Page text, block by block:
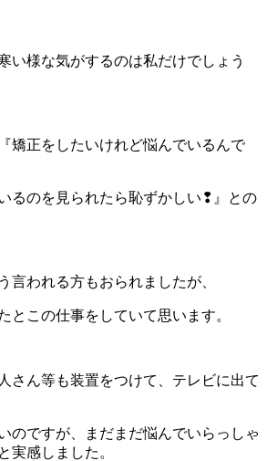
い様な気がするのは私だけでしょう
矯正をしたいけれど悩んでいるんで
るのを見られたら恥ずかしい❢』との
言われる方もおられましたが、
とこの仕事をしていて思います。
さん等も装置をつけて、テレビに出て
のですが、まだまだ悩んでいらっしゃ
実感しました。